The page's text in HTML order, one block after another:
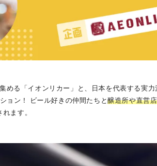
める「イオンリカー」と、日本を代表する実
ョン！ ビール好きの仲間たちと醸造所や直営
ます。